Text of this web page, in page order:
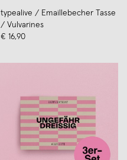
typealive / Emaillebecher Tasse
/ Vulvarines
€ 16,90